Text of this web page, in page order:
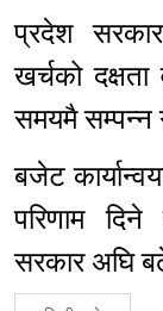
प्रदेश
खर्चको दक्षता
समयमै सम्पन्न
बजेट
परिणाम
सरकार अघि